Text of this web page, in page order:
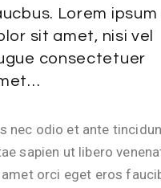
Lorem ipsum
sit amet, nisi vel
consectetuer
nec odio et ante
sapien ut libero
orci eget eros